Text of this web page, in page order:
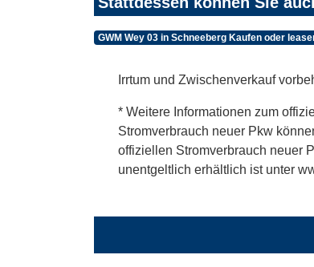
GWM Wey 03 in Schneeberg Kaufen oder
Irrtum und Zwischenverkauf
* Weitere Informationen zum
Stromverbrauch neuer Pkw
offiziellen Stromverbrauch neuer
unentgeltlich erhältlich ist unter